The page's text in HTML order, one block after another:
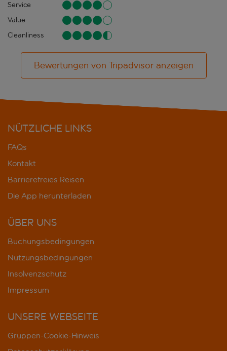
Service
Value
Cleanliness
Bewertungen von Tripadvisor anzeigen
NÜTZLICHE LINKS
FAQs
Kontakt
Barrierefreies Reisen
Die App herunterladen
ÜBER UNS
Buchungsbedingungen
Nutzungsbedingungen
Insolvenzschutz
Impressum
UNSERE WEBSEITE
Gruppen-Cookie-Hinweis